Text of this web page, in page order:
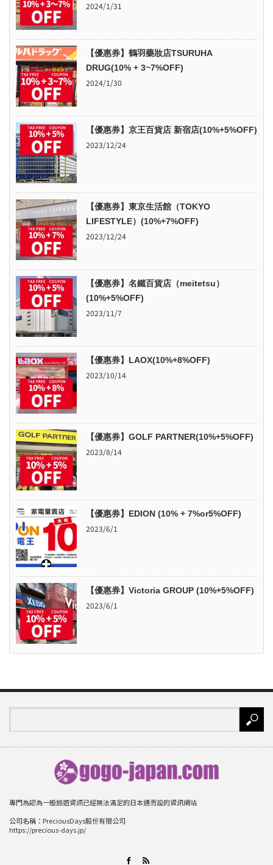
2024/1/31
【優惠券】鶴羽藥妝店TSURUHA
DRUG(10% + 3~7%OFF)
2024/1/30
【優惠券】京王百貨店 新宿店(10%+5%OFF)
2023/12/24
【優惠券】東京生活館（TOKYO
LIFESTYLE）(10%+7%OFF)
2023/12/24
【優惠券】名鐵百貨店（meitetsu）
(10%+5%OFF)
2023/11/7
【優惠券】LAOX(10%+8%OFF)
2023/10/14
【優惠券】GOLF PARTNER(10%+5%OFF)
2023/8/14
【優惠券】EDION (10% + 7%or5%OFF)
2023/6/1
【優惠券】Victoria GROUP (10%+5%OFF)
2023/6/1
專門為認為一般旅遊資訊已經無法滿足的日本通而設的資訊網站
公司名稱：PreciousDays股份有限公司
https://precious-days.jp/
Facebook